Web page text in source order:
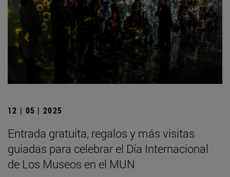
12 | 05 | 2025
Entrada gratuita, regalos y más visitas
guiadas para celebrar el Día Internacional
de Los Museos en el MUN